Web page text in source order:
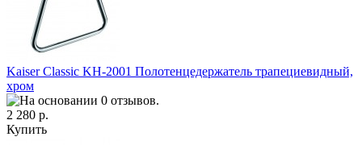
Kaiser Classic KH-2001 Полотенцедержатель трапециевидный,
хром
2 280 р.
Купить